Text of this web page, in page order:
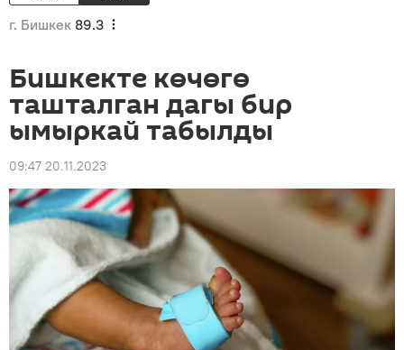
г. Бишкек 89.3
Бишкекте көчөгө
ташталган дагы бир
ымыркай табылды
09:47 20.11.2023